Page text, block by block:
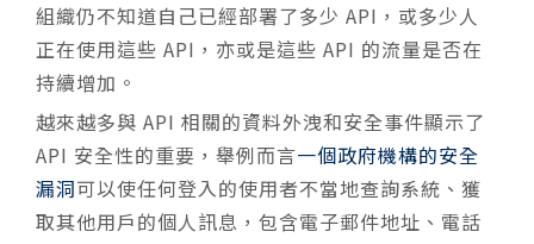
組織仍不知道自己已經部署了多少 API，或多少人
正在使用這些 API，亦或是這些 API 的流量是否在
持續增加。
越來越多與 API 相關的資料外洩和安全事件顯示了
API 安全性的重要，舉例而言一個政府機構的安全
漏洞可以使任何登入的使用者不當地查詢系統、獲
取其他用戶的個人訊息，包含電子郵件地址、電話